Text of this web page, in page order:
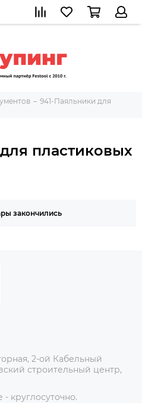
941-Паяльники для
пластиковых
закончились
2-ой Кабельный
строительный центр,
круглосуточно.